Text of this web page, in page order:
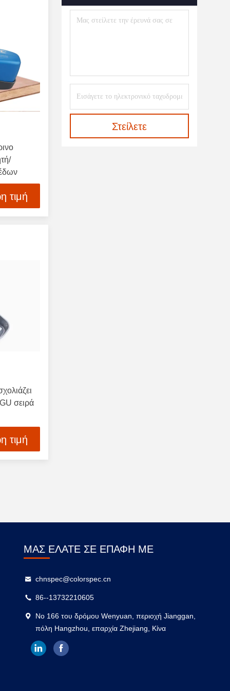
τιμή
σειρά
τιμή
Συστήματα Απεικόνισης(3)
Φασματογράφος ΥΧΕ(1)
Spectrophotometer Εξαρτήματα
Στείλετε
ΜΑΣ ΕΛΆΤΕ ΣΕ ΕΠΑΦΉ ΜΕ
chnspec@colorspec.cn
86--13732210605
Νο 166 του δρόμου Wenyuan, περιοχή Jianggan,
πόλη Hangzhou, επαρχία Zhejiang, Κίνα